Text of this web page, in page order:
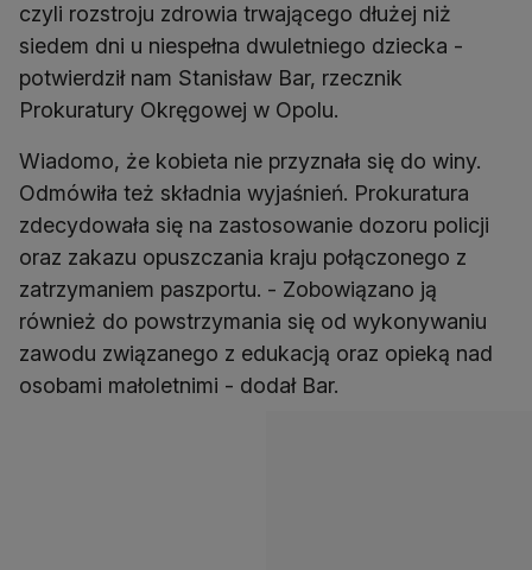
czyli rozstroju zdrowia trwającego dłużej niż
siedem dni u niespełna dwuletniego dziecka -
potwierdził nam Stanisław Bar, rzecznik
Prokuratury Okręgowej w Opolu.
Wiadomo, że kobieta nie przyznała się do winy.
Odmówiła też składnia wyjaśnień. Prokuratura
zdecydowała się na zastosowanie dozoru policji
oraz zakazu opuszczania kraju połączonego z
zatrzymaniem paszportu. - Zobowiązano ją
również do powstrzymania się od wykonywaniu
zawodu związanego z edukacją oraz opieką nad
osobami małoletnimi - dodał Bar.